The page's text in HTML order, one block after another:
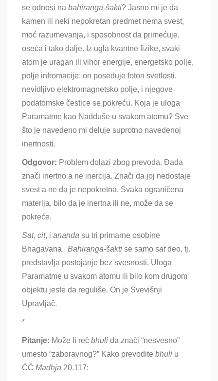
—
Kako
je
…?
se odnosi na bahiranga-šakti? Jasno mi je da
kamen ili neki nepokretan predmet nema svest,
moć razumevanja, i sposobnost da primećuje,
oseća i tako dalje. Iz ugla kvantne fizike, svaki
atom je uragan ili vihor energije, energetsko polje,
polje infromacije; on poseduje foton svetlosti,
nevidljivo elektromagnetsko polje, i njegove
podatomske čestice se pokreću. Koja je uloga
Paramatme kao Nadduše u svakom atomu? Sve
što je navedeno mi deluje suprotno navedenoj
inertnosti.
Odgovor: Problem dolazi zbog prevoda. Đada
znači inertno a ne inercija. Znači da joj nedostaje
svest a ne da je nepokretna. Svaka ograničena
materija, bilo da je inertna ili ne, može da se
pokreće.
Sat, cit, i ananda su tri primarne osobine
Bhagavana. Bahiranga-šakti se samo satdeo, tj.
predstavlja postojanje bez svesnosti. Uloga
Paramatme u svakom atomu ili bilo kom drugom
objektu jeste da reguliše. On je Svevišnji
Upravljač.
*
Pitanje: Može li reč bhuli da znači “nesvesno”
umesto “zaboravnog?” Kako prevodite bhuli u
ĆĆ Madhja 20.117: